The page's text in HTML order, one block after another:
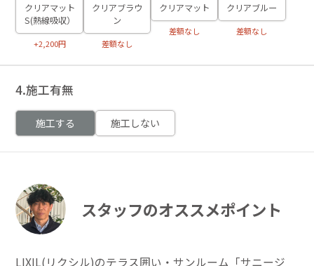
クリアマット
S(熱線吸収）
+2,200円
クリアブラウ
ン
差額なし
クリアマット
差額なし
クリアブルー
差額なし
4.施工有無
施工する 施工しない
スタッフのオススメポイント
LIXIL(リクシル)のテラス囲い・サンルーム「サニージ